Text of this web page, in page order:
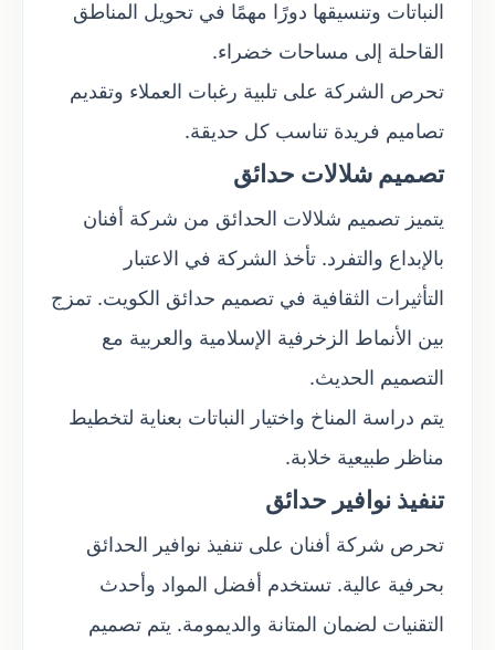
النباتات وتنسيقها دورًا مهمًا في تحويل المناطق
القاحلة إلى مساحات خضراء.
تحرص الشركة على تلبية رغبات العملاء وتقديم
تصاميم فريدة تناسب كل حديقة.
تصميم شلالات حدائق
يتميز تصميم شلالات الحدائق من شركة أفنان
بالإبداع والتفرد. تأخذ الشركة في الاعتبار
التأثيرات الثقافية في تصميم حدائق الكويت. تمزج
بين الأنماط الزخرفية الإسلامية والعربية مع
التصميم الحديث.
يتم دراسة المناخ واختيار النباتات بعناية لتخطيط
مناظر طبيعية خلابة.
تنفيذ نوافير حدائق
تحرص شركة أفنان على تنفيذ نوافير الحدائق
بحرفية عالية. تستخدم أفضل المواد وأحدث
التقنيات لضمان المتانة والديمومة. يتم تصميم